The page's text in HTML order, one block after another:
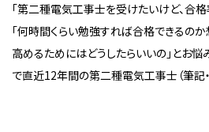
「第二種電気工事士を受けたいけど、合格
「何時間くらい勉強すれば合格できるの
高めるためにはどうしたらいいの」とお悩
で直近12年間の第二種電気工事士（筆